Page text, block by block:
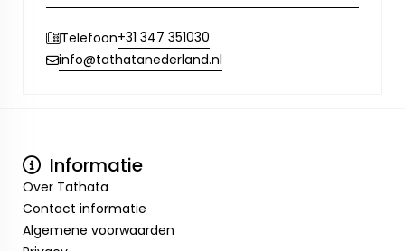
Telefoon+31 347 351030
info@tathatanederland.nl
Informatie
Over Tathata
Contact informatie
Algemene voorwaarden